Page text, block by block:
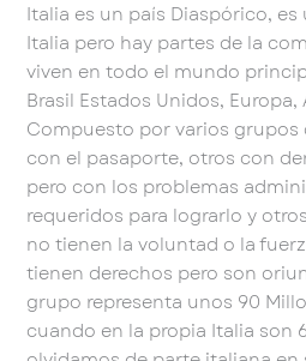
Italia es un país Diaspórico,
Italia pero hay partes de la
viven en todo el mundo
Brasil Estados Unidos,
Compuesto por varios grupos
con el pasaporte, otros con
pero con los problemas
requeridos para lograrlo y
no tienen la voluntad o la
tienen derechos pero son
grupo representa unos 90
cuando en la propia Italia son